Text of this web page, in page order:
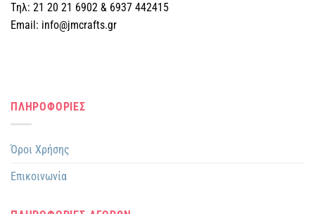
Tηλ: 21 20 21 6902 & 6937 442415
Email: info@jmcrafts.gr
ΠΛΗΡΟΦΟΡΙΕΣ
Όροι Χρήσης
Επικοινωνία